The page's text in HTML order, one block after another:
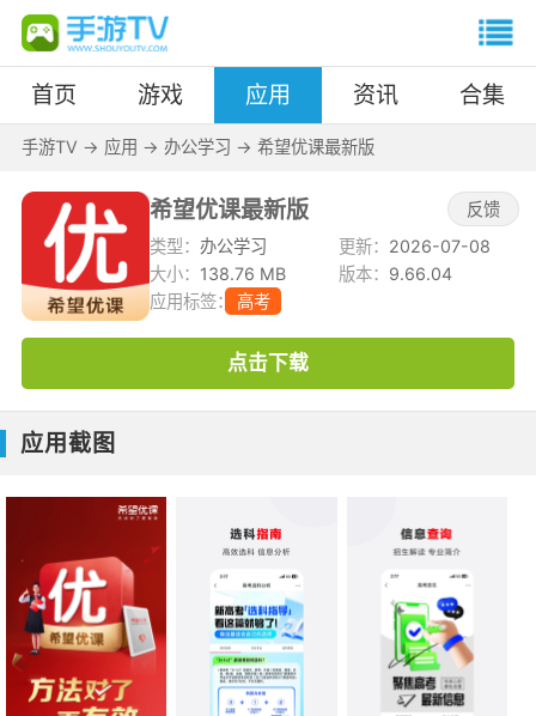
首页 游戏 应用 资讯 合集
手游TV -> 应用 -> 办公学习 -> 希望优课最新版
希望优课最新版
反馈
类型：办公学习 更新： 2026-07-08
大小： 138.76 MB 版本： 9.66.04
应用标签：
高考
点击下载
应用截图